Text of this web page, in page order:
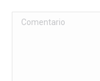
Comentario